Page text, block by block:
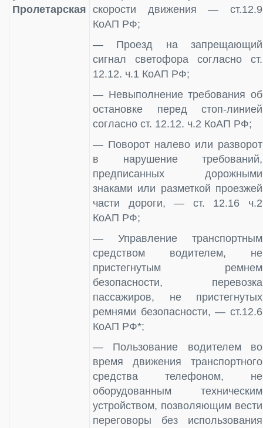
Пролетарская скорости движения — ст.12.9
КоАП РФ;
— Проезд на запрещающий
сигнал светофора согласно ст.
12.12. ч.1 КоАП РФ;
— Невыполнение требования об
остановке перед стоп-линией
согласно ст. 12.12. ч.2 КоАП РФ;
— Поворот налево или разворот
в нарушение требований,
предписанных дорожными
знаками или разметкой проезжей
части дороги, — ст. 12.16 ч.2
КоАП РФ;
— Управление транспортным
средством водителем, не
пристегнутым ремнем
безопасности, перевозка
пассажиров, не пристегнутых
ремнями безопасности, — ст.12.6
КоАП РФ*;
— Пользование водителем во
время движения транспортного
средства телефоном, не
оборудованным техническим
устройством, позволяющим вести
переговоры без использования